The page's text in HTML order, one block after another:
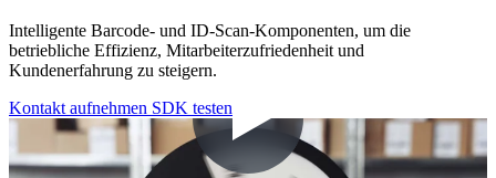
Intelligente Barcode- und ID-Scan-Komponenten, um die
betriebliche Effizienz, Mitarbeiterzufriedenheit und
Kundenerfahrung zu steigern.
Kontakt aufnehmen SDK testen